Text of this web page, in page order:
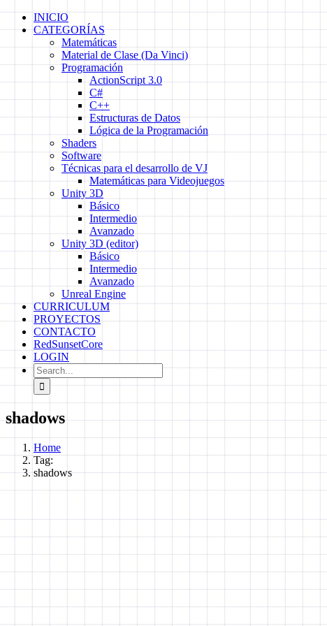
Skip
INICIO
CATEGORÍAS
Matemáticas
Material de Clase (Da Vinci)
Programación
ActionScript 3.0
C#
C++
Estructuras de Datos
Lógica de la Programación
Shaders
Software
Técnicas para el desarrollo de VJ
Matemáticas para Videojuegos
Unity 3D
Básico
Intermedio
Avanzado
Unity 3D (editor)
Básico
Intermedio
Avanzado
Unreal Engine
CURRICULUM
PROYECTOS
CONTACTO
RedSunsetCore
LOGIN
Search
for:
shadows
Home
Tag:
shadows